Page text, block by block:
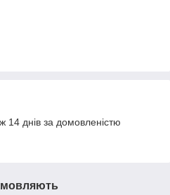
14 днів за домовленістю